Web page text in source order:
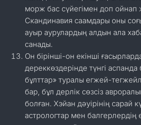
морж бас сүйегімен доп ойнап
Скандинавия саамдары оны
ауыр аурулардың алдын ала
санады.
Он бірінші-он екінші
дереккөздерінде түнгі
бұлттар» туралы егжей-
бар, бұл дерлік сөзсіз
болған. Хэйан дәуірінің сарай
астрологтар мен балгерлердің